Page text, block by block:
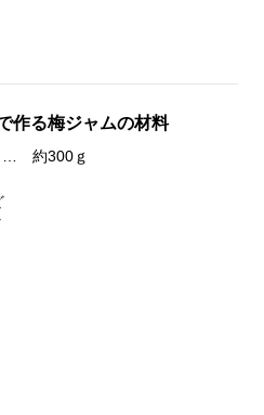
作る梅ジャムの材料
… 約300ｇ